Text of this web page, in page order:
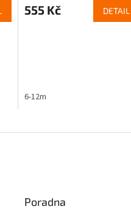
555 Kč DETAIL
6-12m
Poradna